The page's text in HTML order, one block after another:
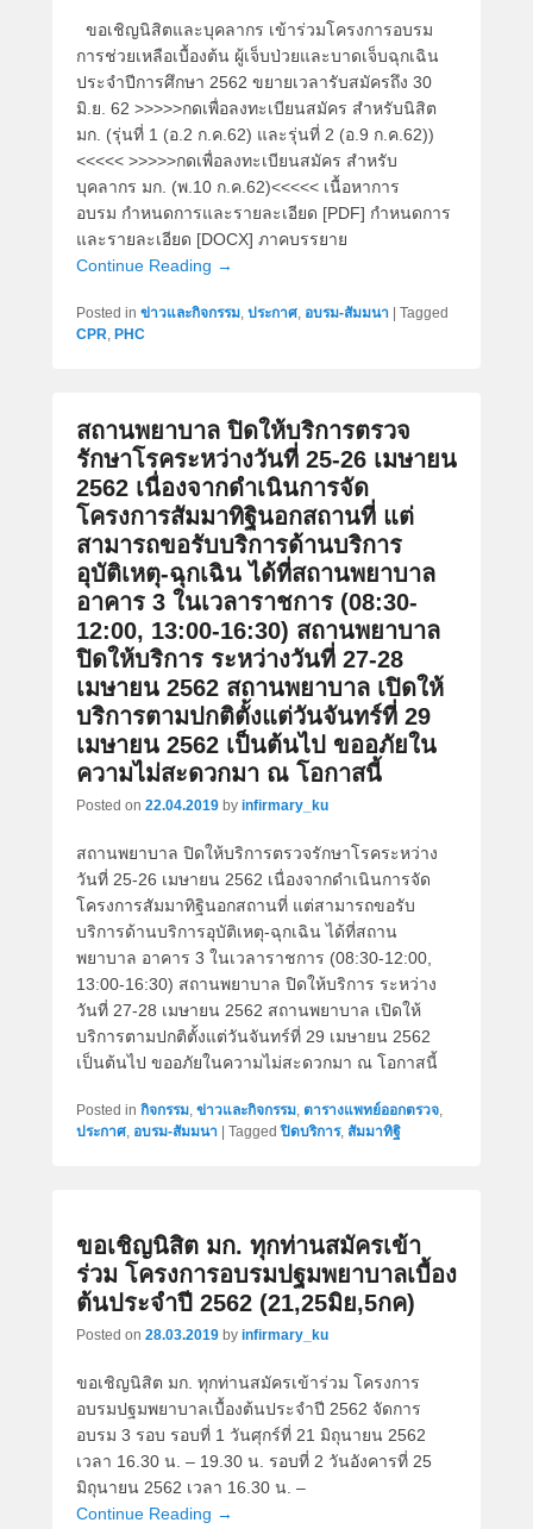
ขอเชิญนิสิตและบุคลากร เข้าร่วมโครงการอบรม
การช่วยเหลือเบื้องต้น ผู้เจ็บป่วยและบาดเจ็บฉุกเฉิน
ประจำปีการศึกษา 2562 ขยายเวลารับสมัครถึง 30
มิ.ย. 62 >>>>>กดเพื่อลงทะเบียนสมัคร สำหรับนิสิต
มก. (รุ่นที่ 1 (อ.2 ก.ค.62) และรุ่นที่ 2 (อ.9 ก.ค.62))
<<<<< >>>>>กดเพื่อลงทะเบียนสมัคร สำหรับ
บุคลากร มก. (พ.10 ก.ค.62)<<<<< เนื้อหาการ
อบรม กำหนดการและรายละเอียด [PDF] กำหนดการ
และรายละเอียด [DOCX] ภาคบรรยาย
Continue Reading →
Posted in ข่าวและกิจกรรม, ประกาศ, อบรม-สัมมนา
Tagged
CPR, PHC
สถานพยาบาล ปิดให้บริการตรวจ
รักษาโรคระหว่างวันที่ 25-26 เมษายน
2562 เนื่องจากดำเนินการจัด
โครงการสัมมาทิฐินอกสถานที่ แต่
สามารถขอรับบริการด้านบริการ
อุบัติเหตุ-ฉุกเฉิน ได้ที่สถานพยาบาล
อาคาร 3 ในเวลาราชการ (08:30-
12:00, 13:00-16:30) สถานพยาบาล
ปิดให้บริการ ระหว่างวันที่ 27-28
เมษายน 2562 สถานพยาบาล เปิดให้
บริการตามปกติตั้งแต่วันจันทร์ที่ 29
เมษายน 2562 เป็นต้นไป ขออภัยใน
ความไม่สะดวกมา ณ โอกาสนี้
Posted on 22.04.2019 by infirmary_ku
สถานพยาบาล ปิดให้บริการตรวจรักษาโรคระหว่าง
วันที่ 25-26 เมษายน 2562 เนื่องจากดำเนินการจัด
โครงการสัมมาทิฐินอกสถานที่ แต่สามารถขอรับ
บริการด้านบริการอุบัติเหตุ-ฉุกเฉิน ได้ที่สถาน
พยาบาล อาคาร 3 ในเวลาราชการ (08:30-12:00,
13:00-16:30) สถานพยาบาล ปิดให้บริการ ระหว่าง
วันที่ 27-28 เมษายน 2562 สถานพยาบาล เปิดให้
บริการตามปกติตั้งแต่วันจันทร์ที่ 29 เมษายน 2562
เป็นต้นไป ขออภัยในความไม่สะดวกมา ณ โอกาสนี้
Posted in กิจกรรม, ข่าวและกิจกรรม, ตารางแพทย์ออกตรวจ,
ประกาศ, อบรม-สัมมนา Tagged ปิดบริการ, สัมมาทิฐิ
ขอเชิญนิสิต มก. ทุกท่านสมัครเข้า
ร่วม โครงการอบรมปฐมพยาบาลเบื้อง
ต้นประจำปี 2562 (21,25มิย,5กค)
Posted on 28.03.2019 by infirmary_ku
ขอเชิญนิสิต มก. ทุกท่านสมัครเข้าร่วม โครงการ
อบรมปฐมพยาบาลเบื้องต้นประจำปี 2562 จัดการ
อบรม 3 รอบ รอบที่ 1 วันศุกร์ที่ 21 มิถุนายน 2562
เวลา 16.30 น. – 19.30 น. รอบที่ 2 วันอังคารที่ 25
มิถุนายน 2562 เวลา 16.30 น. –
Continue Reading →